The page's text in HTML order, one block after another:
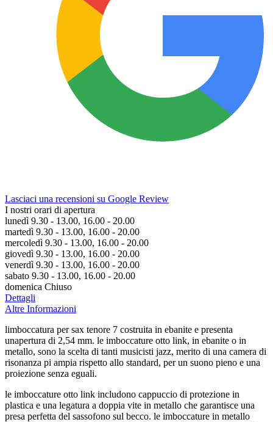
Lasciaci una recensioni su Google Review
I nostri orari di apertura
lunedì 9.30 - 13.00, 16.00 - 20.00
martedì 9.30 - 13.00, 16.00 - 20.00
mercoledì 9.30 - 13.00, 16.00 - 20.00
giovedì 9.30 - 13.00, 16.00 - 20.00
venerdì 9.30 - 13.00, 16.00 - 20.00
sabato 9.30 - 13.00, 16.00 - 20.00
domenica Chiuso
Dettagli
Altre Informazioni
limboccatura per sax tenore 7 costruita in ebanite e presenta
unapertura di 2,54 mm. le imboccature otto link, in ebanite o in
metallo, sono la scelta di tanti musicisti jazz, merito di una camera di
risonanza pi ampia rispetto allo standard, per un suono pieno e una
proiezione senza eguali.
le imboccature otto link includono cappuccio di protezione in
plastica e una legatura a doppia vite in metallo che garantisce una
presa perfetta del sassofono sul becco. le imboccature in metallo